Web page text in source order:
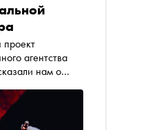
проект
агентства
нам о